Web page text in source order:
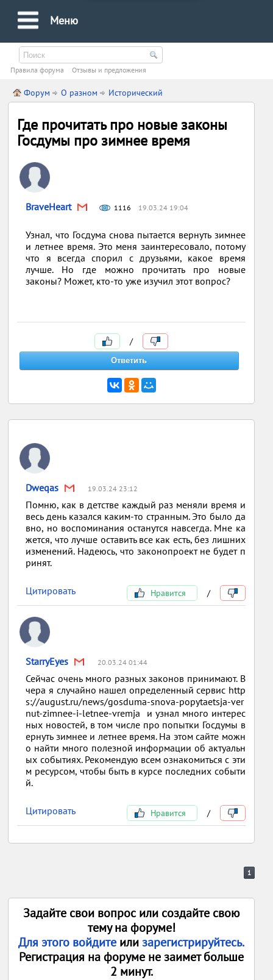
Меню
Правила форума Oтзывы и предложения
Форум О разном Исторический
Где прочитать про новые законы
Госдумы про зимнее время
BraveHeart 1116 19.03.24 19:04
Узнал, что Госдума снова пытается вернуть зимнее
и летнее время. Это меня заинтересовало, потому
что я всегда спорил с друзьями, какое время
лучше. Но где можно прочитать про новые
законы? Может, кто-то уже изучил этот вопрос?
/
Dweqas 19.03.24 23:12
Помню, как в детстве каждый раз меняли время и
весь день казался каким-то странным. Это было да
вно, но воспоминания останутся навсегда. Мне ка
жется, что лучше оставить все как есть, без лишних
изменений. Надеюсь, что законопроект не будет п
ринят.
Цитировать Нравится /
StarryEyes 20.03.24 01:44
Сейчас очень много разных законов принимают. В
чера я случайно нашел определенный сервис http
s://august.ru/news/gosduma-snova-popytaetsja-ver
nut-zimnee-i-letnee-vremja и узнал много интерес
ных новостей, в том числе про попытки Госдумы в
ернуть зимнее и летнее время. На этом сайте можн
о найти много полезной информации об актуальн
ых событиях. Рекомендую всем ознакомиться с эти
м ресурсом, чтобы быть в курсе последних событи
й.
Цитировать Нравится /
1
Задайте свои вопрос или создайте свою
тему на форуме!
Для этого войдите илизарегистрируйтесь.
Регистрация на форуме не заимет больше
2 минут.